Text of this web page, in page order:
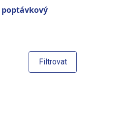
poptávkový
Filtrovat